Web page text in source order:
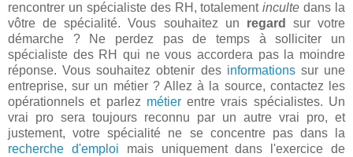
rencontrer un spécialiste des RH, totalementincultedans la
vôtre de spécialité. Vous souhaitez un regard
sur votre
démarche ? Ne perdez pas de temps à solliciter un
spécialiste des RH qui ne vous accordera pas la moindre
réponse. Vous souhaitez obtenir des informationssur une
entreprise, sur un métier ? Allez à la source, contactez les
opérationnels et parlez métierentre vrais spécialistes. Un
vrai pro sera toujours reconnu par un autre vrai pro, et
justement, votre spécialité ne se concentre pas dans la
recherche d'emploi mais uniquement dans l'exercice de